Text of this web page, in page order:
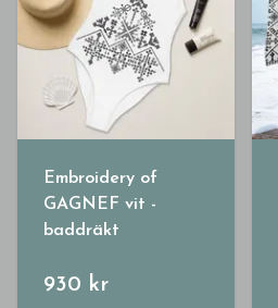
Embroidery of
GAGNEF vit -
baddräkt
930 kr